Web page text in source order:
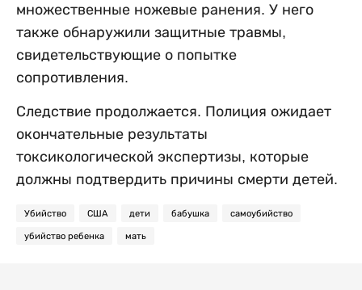
множественные ножевые ранения. У него
также обнаружили защитные травмы,
свидетельствующие о попытке
сопротивления.
Следствие продолжается. Полиция ожидает
окончательные результаты
токсикологической экспертизы, которые
должны подтвердить причины смерти детей.
Убийство США дети бабушка самоубийство
убийство ребенка мать